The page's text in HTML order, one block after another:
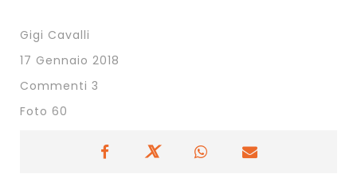
Gigi Cavalli
17 Gennaio 2018
Commenti 3
Foto 60